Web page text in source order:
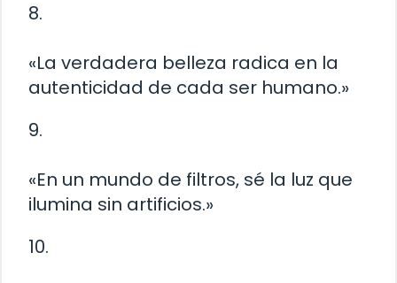
8.
«La verdadera belleza radica en la
autenticidad de cada ser humano.»
9.
«En un mundo de filtros, sé la luz que
ilumina sin artificios.»
10.